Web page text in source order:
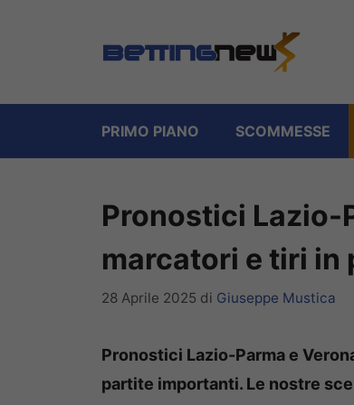
PRIMO PIANO SCOMMESSE
Pronostici Lazio-
marcatori e tiri in
28 Aprile 2025 di Giuseppe Mustica
Pronostici Lazio-Parma e
partite importanti. Le nostre